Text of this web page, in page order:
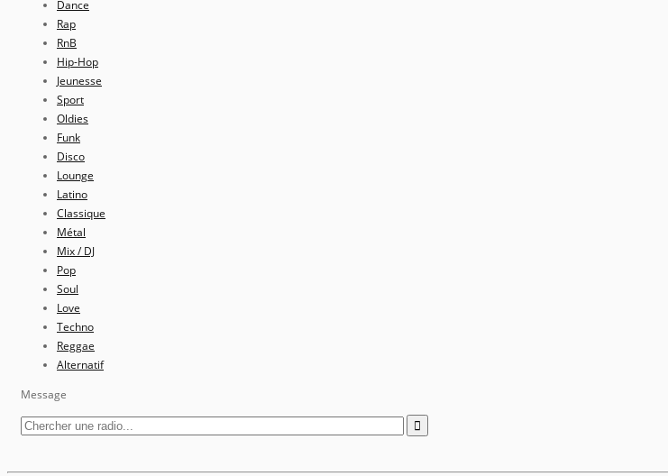
Dance
Rap
RnB
Hip-Hop
Jeunesse
Sport
Oldies
Funk
Disco
Lounge
Latino
Classique
Métal
Mix / DJ
Pop
Soul
Love
Techno
Reggae
Alternatif
Message